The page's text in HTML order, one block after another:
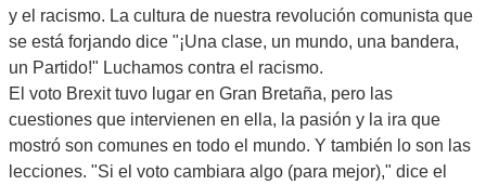
y el racismo. La cultura de nuestra revolución comunista que
se está forjando dice "¡Una clase, un mundo, una bandera,
un Partido!" Luchamos contra el racismo.
El voto Brexit tuvo lugar en Gran Bretaña, pero las
cuestiones que intervienen en ella, la pasión y la ira que
mostró son comunes en todo el mundo. Y también lo son las
lecciones. "Si el voto cambiara algo (para mejor)," dice el